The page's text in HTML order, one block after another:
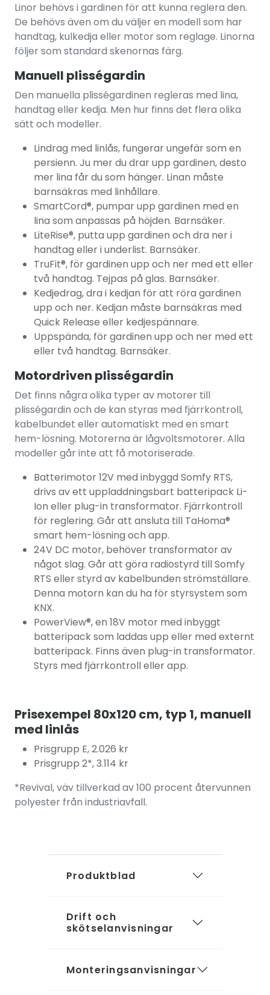
Linor behövs i gardinen för att kunna reglera den.
De behövs även om du väljer en modell som har
handtag, kulkedja eller motor som reglage. Linorna
följer som standard skenornas färg.
Manuell plisségardin
Den manuella plisségardinen regleras med lina,
handtag eller kedja. Men hur finns det flera olika
sätt och modeller.
Lindrag med linlås, fungerar ungefär som en
persienn. Ju mer du drar upp gardinen, desto
mer lina får du som hänger. Linan måste
barnsäkras med linhållare.
SmartCord®, pumpar upp gardinen med en
lina som anpassas på höjden. Barnsäker.
LiteRise®, putta upp gardinen och dra ner i
handtag eller i underlist. Barnsäker.
TruFit®, för gardinen upp och ner med ett eller
två handtag. Tejpas på glas. Barnsäker.
Kedjedrag, dra i kedjan för att röra gardinen
upp och ner. Kedjan måste barnsäkras med
Quick Release eller kedjespännare.
Uppspända, för gardinen upp och ner med ett
eller två handtag. Barnsäker.
Motordriven plisségardin
Det finns några olika typer av motorer till
plisségardin och de kan styras med fjärrkontroll,
kabelbundet eller automatiskt med en smart
hem-lösning. Motorerna är lågvoltsmotorer. Alla
modeller går inte att få motoriserade.
Batterimotor 12V med inbyggd Somfy RTS,
drivs av ett uppladdningsbart batteripack Li-
Ion eller plug-in transformator. Fjärrkontroll
för reglering. Går att ansluta till TaHoma®
smart hem-lösning och app.
24V DC motor, behöver transformator av
något slag. Går att göra radiostyrd till Somfy
RTS eller styrd av kabelbunden strömställare.
Denna motorn kan du ha för styrsystem som
KNX.
PowerView®, en 18V motor med inbyggt
batteripack som laddas upp eller med externt
batteripack. Finns även plug-in transformator.
Styrs med fjärrkontroll eller app.
Prisexempel 80x120 cm, typ 1, manuell
med linlås
Prisgrupp E, 2.026 kr
Prisgrupp 2*, 3.114 kr
*Revival, väv tillverkad av 100 procent återvunnen
polyester från industriavfall.
Produktblad
Drift och
skötselanvisningar
Monteringsanvisningar